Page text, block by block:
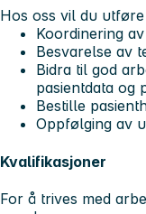
Hos oss vil du
Koordinering
Besvarelse av
Bidra til god
pasientdata og
Bestille
Oppfølging av
Kvalifikasjoner
For å trives med